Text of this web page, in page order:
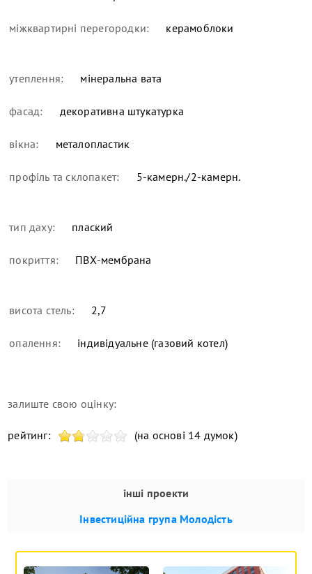
міжквартирні перегородки: керамоблоки
утеплення: мінеральна вата
фасад: декоративна штукатурка
вікна: металопластик
профіль та склопакет: 5-камерн./2-камерн.
тип даху: плаский
покриття: ПВХ-мембрана
висота стель: 2,7
опалення: індивідуальне (газовий котел)
залиште свою оцінку:
рейтинг: (на основі 14 думок)
інші проекти
Інвестиційна група Молодість